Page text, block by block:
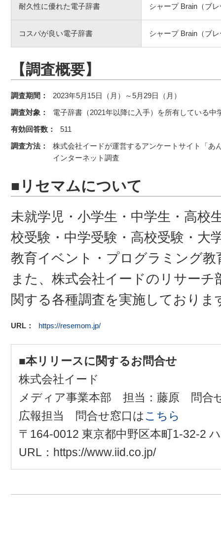
耐久性に優れた電子辞書 シャープ Brain（ブ
コスパが良い電子辞書 シャープ Brain（ブ
【調査概要】
調査期間：
2023年5月15日（月）～5月29日（月）
調査対象：
電子辞書（2021年以降に入手）を所有している中
有効回答数：
511
調査方法：
株式会社イードが運営するアンケートサイト「あ
インターネット調査
■リセマムについて
未就学児・小学生・中学生・高校
校受験・中学受験・高校受験・大
教育イベント・プログラミング
また、株式会社イードのリサー
関する各種調査を実施しておりま
URL： https://resemom.jp/
■本リリースに関するお問合せ
株式会社イード
メディア事業本部 担当：藤原 問合
広報担当 問合せ窓口はこちら
〒164-0012 東京都中野区本町1-32-2
URL：https://www.iid.co.jp/